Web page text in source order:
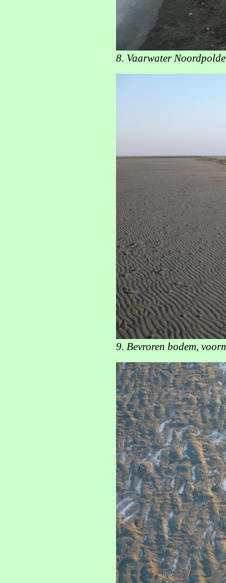
8. Vaarwater
9. Bevroren bodem,